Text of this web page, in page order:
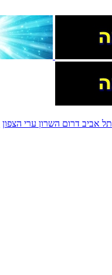
תל אביב דרום השרון ערי הצפון